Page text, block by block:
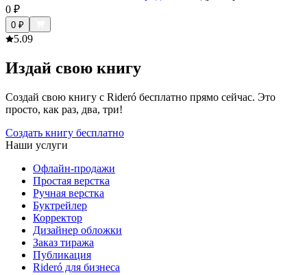
0 ₽
0 ₽
5.09
Издай свою книгу
Создай свою книгу с Rideró бесплатно прямо сейчас. Это
просто, как раз, два, три!
Создать книгу бесплатно
Наши услуги
Офлайн-продажи
Простая верстка
Ручная верстка
Буктрейлер
Корректор
Дизайнер обложки
Заказ тиража
Публикация
Rideró для бизнеса